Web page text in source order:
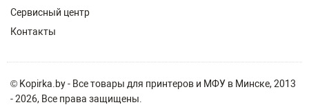
Сервисный центр
Контакты
© Kopirka.by - Все товары для принтеров и МФУ в Минске, 2013
- 2026, Все права защищены.